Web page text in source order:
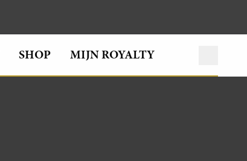
SHOP MIJN ROYALTY